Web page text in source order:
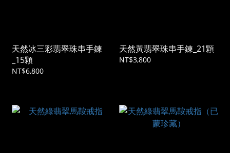
天然冰三彩翡翠珠串手鍊
_15顆
NT$6,800
天然黃翡翠珠串手鍊_21顆
NT$3,800